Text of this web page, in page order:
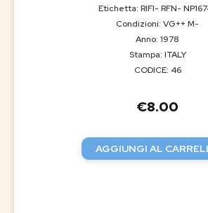
Etichetta: RIFI- RFN-
Condizioni: VG++ M-
Anno: 1978
Stampa: ITALY
CODICE: 46
€8.00
AGGIUNGI AL